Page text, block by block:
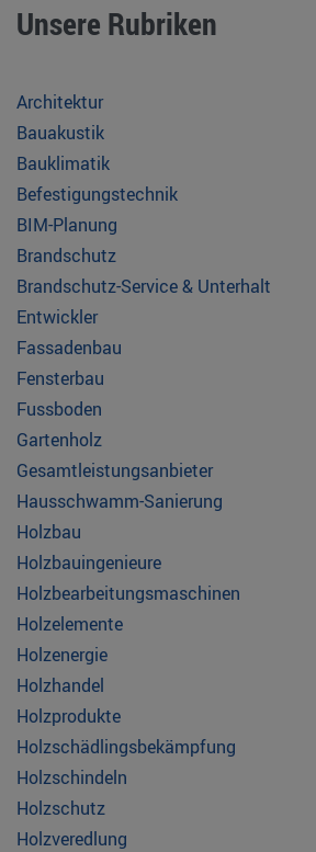
Unsere Rubriken
Architektur
Bauakustik
Bauklimatik
Befestigungstechnik
BIM-Planung
Brandschutz
Brandschutz-Service & Unterhalt
Entwickler
Fassadenbau
Fensterbau
Fussboden
Gartenholz
Gesamtleistungsanbieter
Hausschwamm-Sanierung
Holzbau
Holzbauingenieure
Holzbearbeitungsmaschinen
Holzelemente
Holzenergie
Holzhandel
Holzprodukte
Holzschädlingsbekämpfung
Holzschindeln
Holzschutz
Holzveredlung